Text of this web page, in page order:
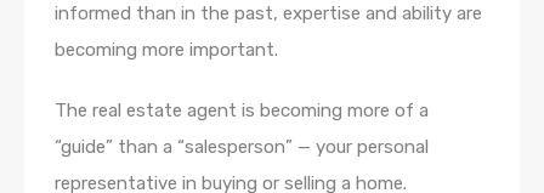
informed than in the past, expertise and ability are
becoming more important.
The real estate agent is becoming more of a
“guide” than a “salesperson” — your personal
representative in buying or selling a home.